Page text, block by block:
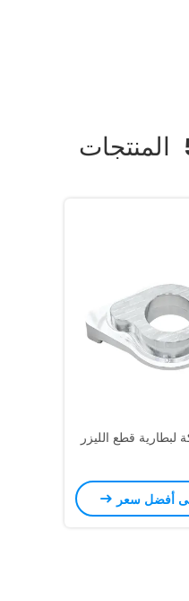
المنتجات
لبطارية قطع الليزر
أفضل سعر